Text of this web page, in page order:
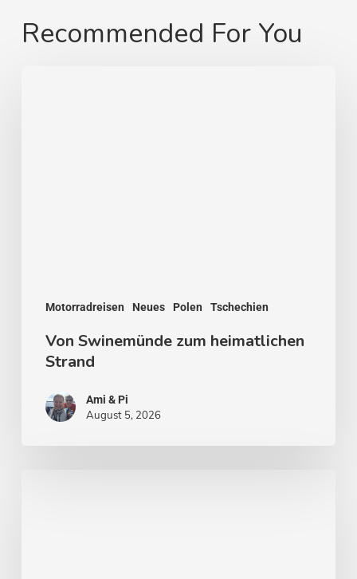
Recommended For You
Motorradreisen Neues Polen Tschechien
Von Swinemünde zum heimatlichen
Strand
Ami & Pi
August 5, 2026